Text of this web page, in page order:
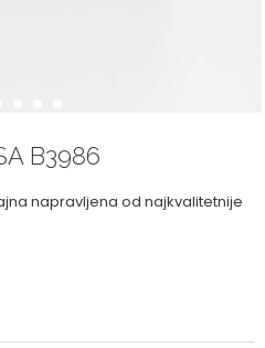
B3986
napravljena od najkvalitetnije